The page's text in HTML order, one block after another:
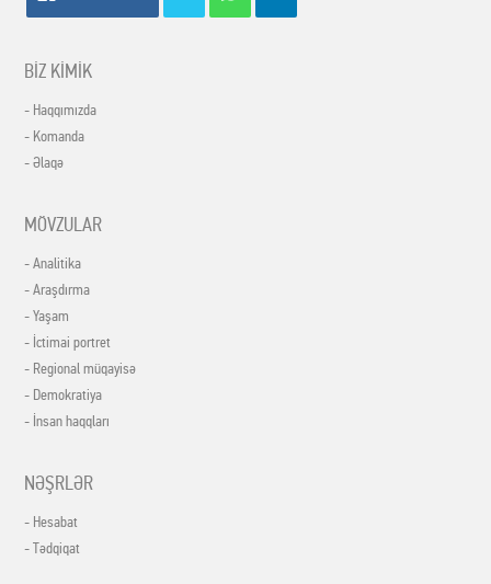
BİZ KİMİK
- Haqqımızda
- Komanda
- Əlaqə
MÖVZULAR
- Analitika
- Araşdırma
- Yaşam
- İctimai portret
- Regional müqayisə
- Demokratiya
- İnsan haqqları
NƏŞRLƏR
- Hesabat
- Tədqiqat